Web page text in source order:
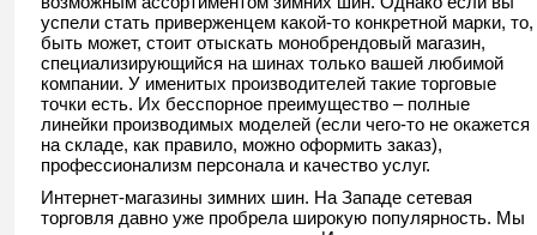
успели стать приверженцем какой-то конкретной марки, то,
быть может, стоит отыскать монобрендовый магазин,
специализирующийся на шинах только вашей любимой
компании. У именитых производителей такие торговые
точки есть. Их бесспорное преимущество – полные
линейки производимых моделей (если чего-то не окажется
на складе, как правило, можно оформить заказ),
профессионализм персонала и качество услуг.
Интернет-магазины зимних шин. На Западе сетевая
торговля давно уже пробрела широкую популярность. Мы